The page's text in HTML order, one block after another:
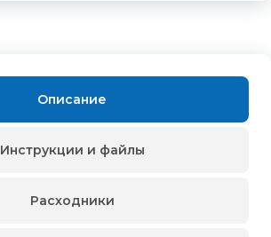
Описание
Инструкции и файлы
Расходники